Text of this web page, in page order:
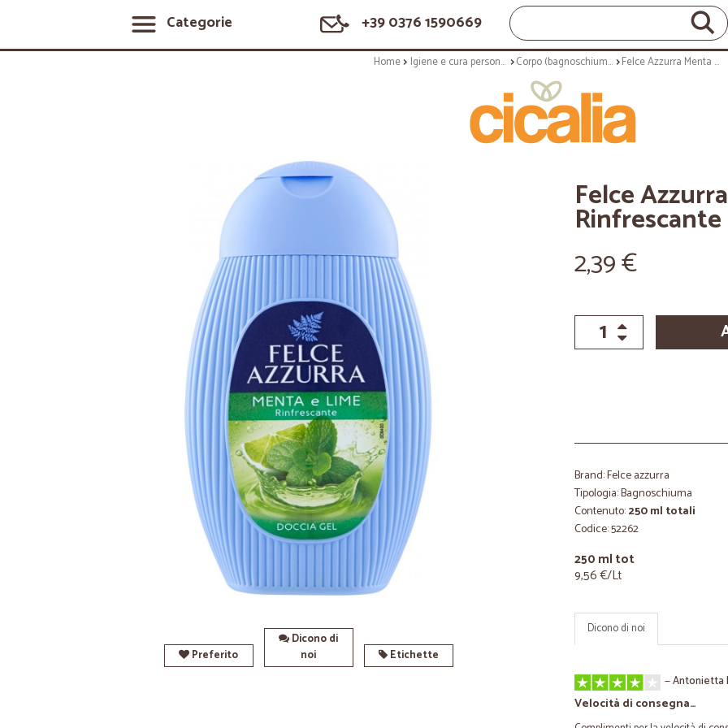
Categorie +39 0376 1590669
Home Igiene e cura personale Corpo (bagnoschiuma, crema corpo) Felce Azzurra Menta e Lime Rinfrescante Doccia Gel 250 ml.
Preferito
Dicono di
noi
Etichette
Felce
Rinfrescante
2,39 €
Brand: Felce azzurra
Tipologia: Bagnoschiuma
Contenuto:250 ml totali
Codice: 52262
250 ml tot
9,56 €/Lt
Dicono di noi
—Antonietta
Velocità di consegna…